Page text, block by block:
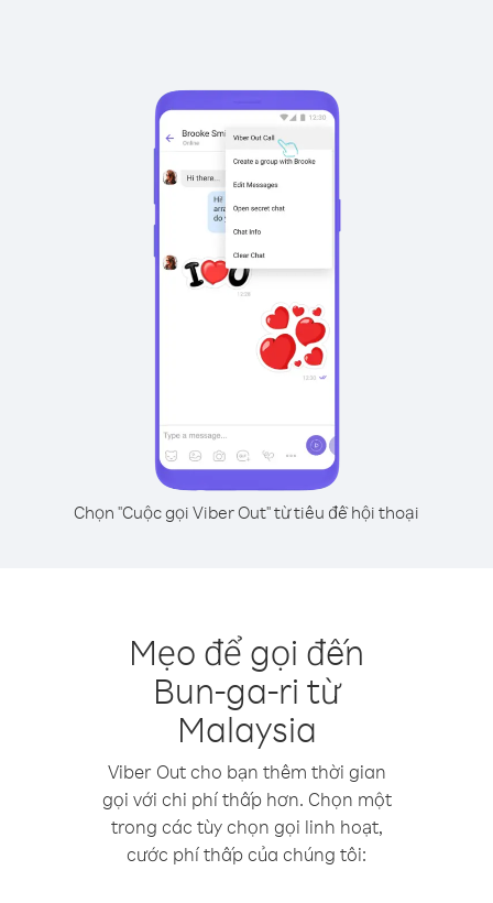
Chọn "Cuộc gọi Viber Out" từ tiêu đề hội thoại
Mẹo để gọi đến
Bun-ga-ri từ
Malaysia
Viber Out cho bạn thêm thời gian
gọi với chi phí thấp hơn. Chọn một
trong các tùy chọn gọi linh hoạt,
cước phí thấp của chúng tôi: